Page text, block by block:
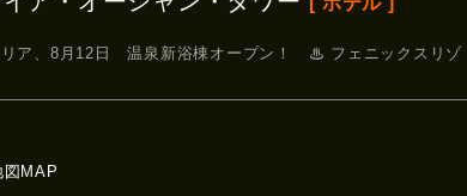
ア、8月12日 温泉新浴棟オープン！
♨ フェニックスリゾ
図MAP